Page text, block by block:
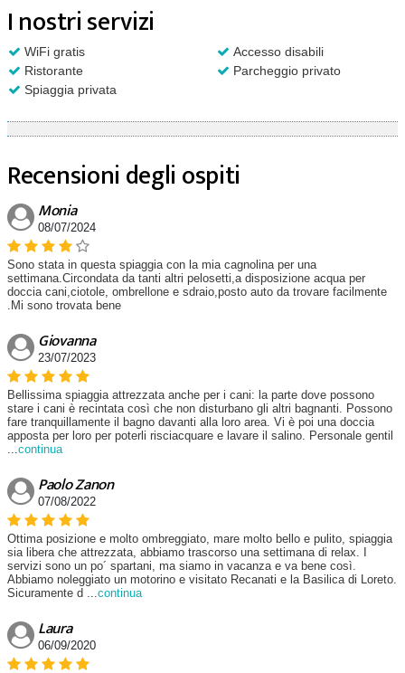
I nostri servizi
WiFi gratis
Accesso disabili
Ristorante
Parcheggio privato
Spiaggia privata
Recensioni degli ospiti
Monia
08/07/2024
Sono stata in questa spiaggia con la mia cagnolina per una
settimana.Circondata da tanti altri pelosetti,a disposizione acqua per
doccia cani,ciotole, ombrellone e sdraio,posto auto da trovare facilmente
.Mi sono trovata bene
Giovanna
23/07/2023
Bellissima spiaggia attrezzata anche per i cani: la parte dove possono
stare i cani è recintata così che non disturbano gli altri bagnanti. Possono
fare tranquillamente il bagno davanti alla loro area. Vi è poi una doccia
apposta per loro per poterli risciacquare e lavare il salino. Personale gentil
...continua
Paolo Zanon
07/08/2022
Ottima posizione e molto ombreggiato, mare molto bello e pulito, spiaggia
sia libera che attrezzata, abbiamo trascorso una settimana di relax. I
servizi sono un po´ spartani, ma siamo in vacanza e va bene così.
Abbiamo noleggiato un motorino e visitato Recanati e la Basilica di Loreto.
Sicuramente d ...continua
Laura
06/09/2020